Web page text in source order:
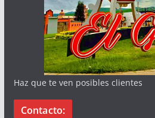
Haz que te ven posibles clientes
Contacto: